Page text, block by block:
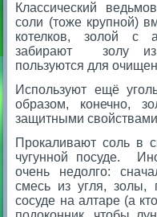
Классический
соли (тоже крупной)
котелков, золой с
забирают золу из
пользуются для
Используют ещё
образом, конечно,
защитными
Прокаливают соль в
чугунной посуде.
очень недолго:
смесь из угля, золы,
сосуде на алтаре (а